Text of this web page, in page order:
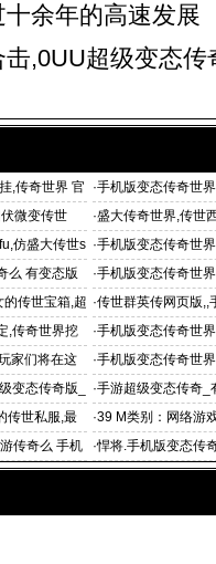
余年的高速发展
,0UU超级变态
,传奇世界 官
·手机版变态传奇世
咨询平台
微变传世 ·盛大传奇世界,传世
传
仿盛大传世s ·手机版变态传奇世
世私服发布网,麒麟
么 有变态版
·手机版变态传奇世
发布平台
传世宝箱,超 ·传世群英传网页版,,
传世,传世群英传sf
,传奇世界挖
·手机版变态传奇世
是什么游戏
家们将在这
·手机版变态传奇世
机版变态传奇世界
变态传奇版_
·手游超级变态传奇_
传奇 变态的传
传世私服,最
·39 M类别：网络游
传奇么 手机
·悍将.手机版变态传
传奇世界私服,